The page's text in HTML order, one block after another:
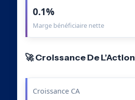
0.1%
Marge bénéficiaire nette
🚀 Croissance De L’Action
Croissance CA